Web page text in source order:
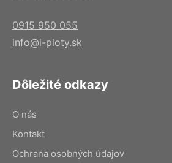
0915 950 055
info@i-ploty.sk
Dôležité odkazy
O nás
Kontakt
Ochrana osobných údajov